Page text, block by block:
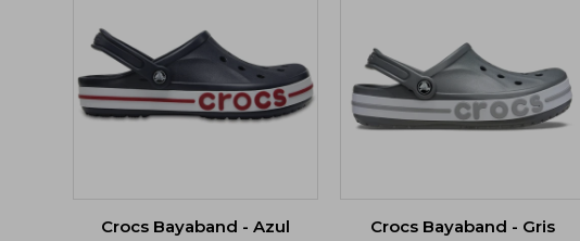
Crocs Bayaband - Azul Crocs Bayaband - Gris